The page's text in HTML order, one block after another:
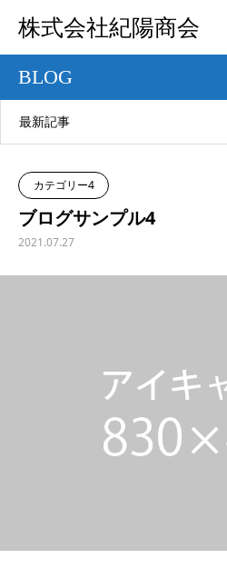
株式会社紀陽商会
BLOG
最新記事
カテゴリー4
ブログサンプル4
2021.07.27